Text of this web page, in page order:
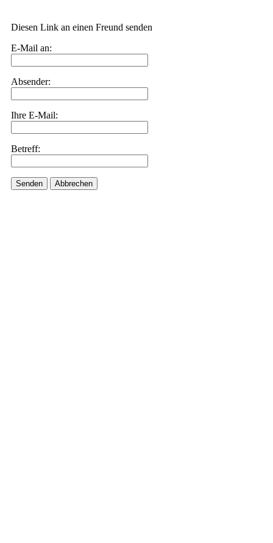
Diesen Link an einen Freund senden
E-Mail an:
Absender:
Ihre E-Mail:
Betreff:
Senden Abbrechen